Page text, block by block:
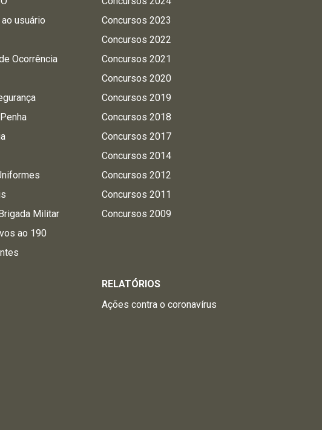
usuário
Ocorrência
Militar
ao 190
Concursos 2023
Concursos 2022
Concursos 2021
Concursos 2020
Concursos 2019
Concursos 2018
Concursos 2017
Concursos 2014
Concursos 2012
Concursos 2011
Concursos 2009
RELATÓRIOS
Ações contra o coronavírus